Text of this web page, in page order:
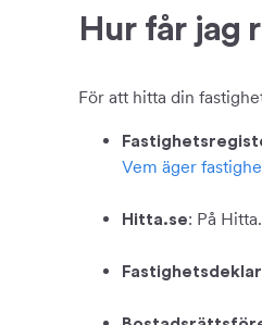
Hur får jag
För att hitta din
Vem äger
Hitta.se: På